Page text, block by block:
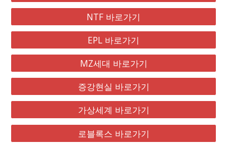
NTF 바로가기
EPL 바로가기
MZ세대 바로가기
증강현실 바로가기
가상세계 바로가기
로블록스 바로가기